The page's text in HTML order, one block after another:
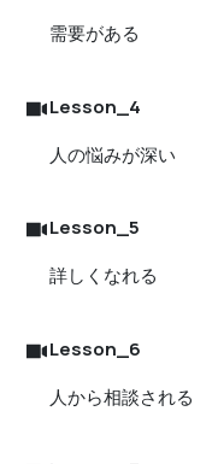
需要がある
Lesson_4
人の悩みが深い
Lesson_5
詳しくなれる
Lesson_6
人から相談される